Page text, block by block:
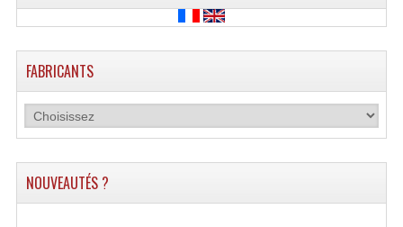
Minidisc
Platines Dvd Pour Dj
FABRICANTS
NOUVEAUTÉS ?